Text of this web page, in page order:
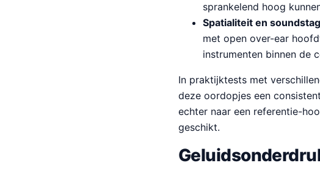
sprankelend hoog
Spatialiteit en
met open over-ear
instrumenten binnen de
In praktijktests met
deze oordopjes een
echter naar een referentie-
geschikt.